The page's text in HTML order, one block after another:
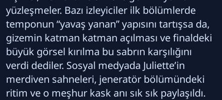
yüzleşmeler. Bazı izleyiciler ilk bölümlerde
temponun “yavaş yanan” yapısını tartışsa da,
gizemin katman katman açılması ve finaldeki
büyük görsel kırılma bu sabrın karşılığını
verdi dediler. Sosyal medyada Juliette’in
merdiven sahneleri, jeneratör bölümündeki
ritim ve o meşhur kask anı sık sık paylaşıldı.